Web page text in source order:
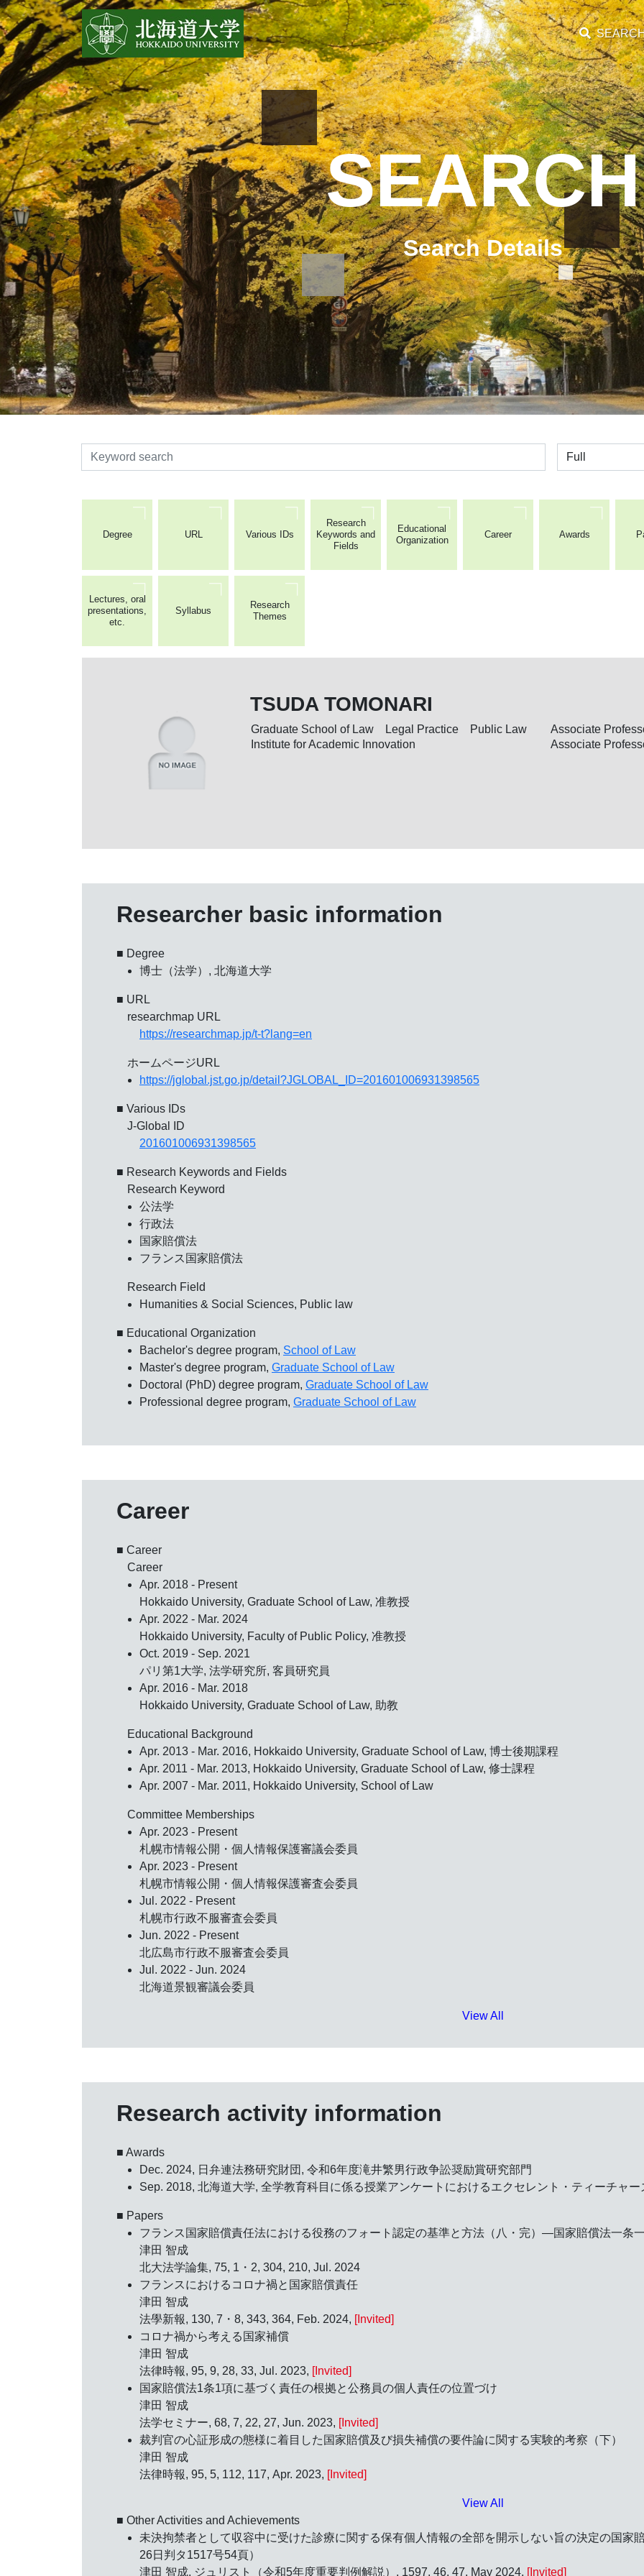
SEARCH
Search Details
検索 全体
Degree URL Various IDs
Research
Keywords and
Fields
Educational
Organization
Career Awards
Lectures, oral
presentations,
etc.
Syllabus
Research
Themes
TSUDA TOMONARI
Graduate School of Law Legal Practice Public Law
Associate
Institute for Academic Innovation
Associate
Researcher basic information
■ Degree
博士（法学）, 北海道大学
■ URL
researchmap URL
https://researchmap.jp/t-t?lang=en
ホームページURL
https://jglobal.jst.go.jp/detail?JGLOBAL_ID=201601006931398565
■ Various IDs
J-Global ID
201601006931398565
■ Research Keywords and Fields
Research Keyword
公法学
行政法
国家賠償法
フランス国家賠償法
Research Field
Humanities & Social Sciences, Public law
■ Educational Organization
Bachelor's degree program, School of Law
Master's degree program, Graduate School of Law
Doctoral (PhD) degree program, Graduate School of Law
Professional degree program, Graduate School of Law
Career
■ Career
Career
Apr. 2018 - Present
Hokkaido University, Graduate School of Law, 准教授
Apr. 2022 - Mar. 2024
Hokkaido University, Faculty of Public Policy, 准教授
Oct. 2019 - Sep. 2021
パリ第1大学, 法学研究所, 客員研究員
Apr. 2016 - Mar. 2018
Hokkaido University, Graduate School of Law, 助教
Educational Background
Apr. 2013 - Mar. 2016, Hokkaido University, Graduate School of Law, 博士後期課程
Apr. 2011 - Mar. 2013, Hokkaido University, Graduate School of Law, 修士課程
Apr. 2007 - Mar. 2011, Hokkaido University, School of Law
Committee Memberships
Apr. 2023 - Present
札幌市情報公開・個人情報保護審議会委員
Apr. 2023 - Present
札幌市情報公開・個人情報保護審査会委員
Jul. 2022 - Present
札幌市行政不服審査会委員
Jun. 2022 - Present
北広島市行政不服審査会委員
Jul. 2022 - Jun. 2024
北海道景観審議会委員
View All
Research activity information
■ Awards
Dec. 2024, 日弁連法務研究財団, 令和6年度滝井繁男行政争訟奨励賞研究部門
Sep. 2018, 北海道大学, 全学教育科目に係る授業アンケートにおけるエクセレント・ティーチャー
■ Papers
フランス国家賠償責任法における役務のフォート認定の基準と方法（八・完）―国家賠償法一条
津田 智成
北大法学論集, 75, 1・2, 304, 210, Jul. 2024
フランスにおけるコロナ禍と国家賠償責任
津田 智成
法學新報, 130, 7・8, 343, 364, Feb. 2024, [Invited]
コロナ禍から考える国家補償
津田 智成
法律時報, 95, 9, 28, 33, Jul. 2023, [Invited]
国家賠償法1条1項に基づく責任の根拠と公務員の個人責任の位置づけ
津田 智成
法学セミナー, 68, 7, 22, 27, Jun. 2023, [Invited]
裁判官の心証形成の態様に着目した国家賠償及び損失補償の要件論に関する実験的考察（下）
津田 智成
法律時報, 95, 5, 112, 117, Apr. 2023, [Invited]
View All
■ Other Activities and Achievements
未決拘禁者として収容中に受けた診療に関する保有個人情報の全部を開示しない旨の決定の国家
26日判タ1517号54頁）
津田 智成, ジュリスト（令和5年度重要判例解説）, 1597, 46, 47, May 2024, [Invited]